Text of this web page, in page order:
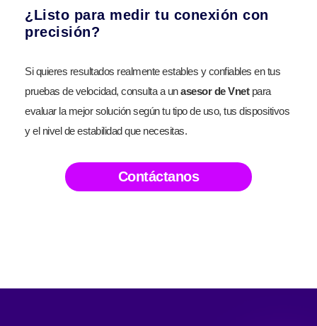
¿Listo para medir tu conexión con
precisión?
Si quieres resultados realmente estables y confiables en tus
pruebas de velocidad, consulta a unasesor de Vnetpara
evaluar la mejor solución según tu tipo de uso, tus dispositivos
y el nivel de estabilidad que necesitas.
Contáctanos